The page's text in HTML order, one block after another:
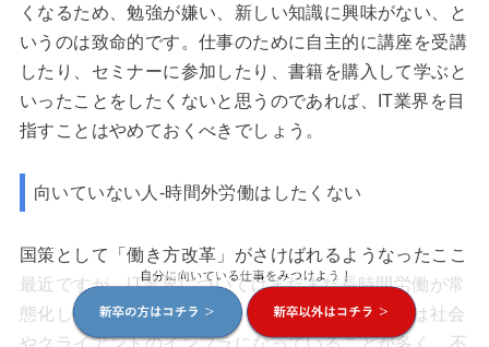
くなるため、勉強が嫌い、新しい知識に興味がない、と
いうのは致命的です。仕事のために自主的に講座を受講
したり、セミナーに参加したり、書籍を購入して学ぶと
いったことをしたくないと思うのであれば、IT業界を目
指すことはやめておくべきでしょう。
向いていない人-時間外労働はしたくない
国策として「働き方改革」がさけばれるようなったここ
最近ですが、IT業界についてはまだまだ長時間労働が常
態化している会社が多いといえます。ITサービスは社会
やクライアントのインフラになっていることが多く、不